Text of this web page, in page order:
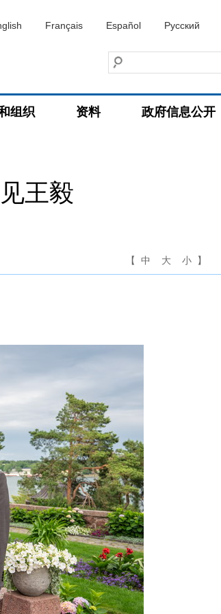
Français Español Русский
组织 资料 政府信息公开
王毅
【 中 大 小 】